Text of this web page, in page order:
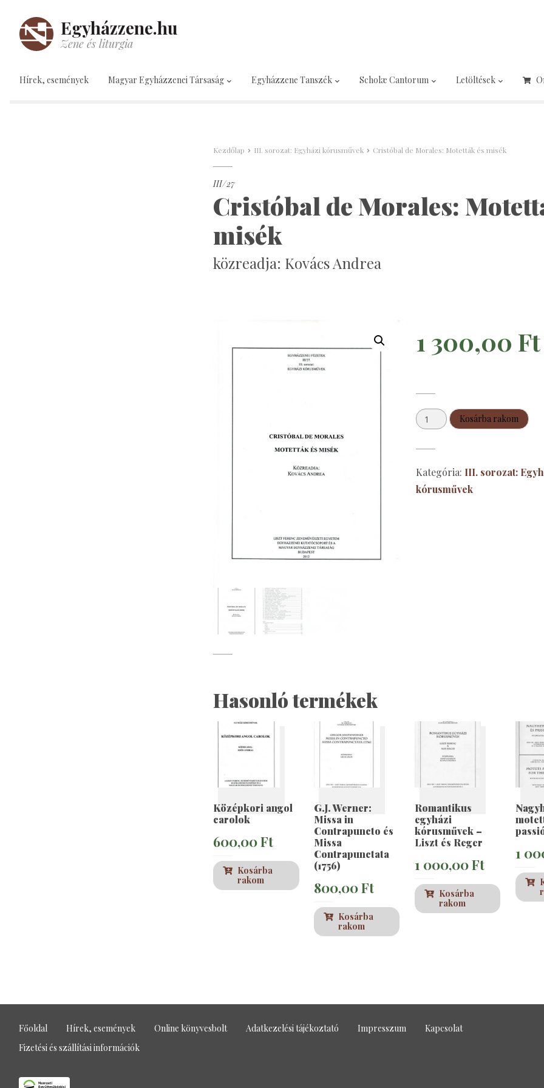
Egyházzene.hu
Zene és liturgia
Hírek, események Magyar Egyházzenei Társaság Egyházzene Tanszék Scholæ Cantorum Letöltések
Kezdőlap III. sorozat: Egyházi kórusművek Cristóbal de Morales: Motetták és misék
III/27
Cristóbal de Morales:
misék
közreadja: Kovács Andrea
1 300,00 Ft
Cristóbal
de
Morales:
Motetták
és
Kosárba rakom
Kategória: III. sorozat:
kórusművek
Hasonló termékek
Középkori angol
carolok
600,00Ft
Kosárba
rakom
G.J. Werner:
Missa in
Contrapuncto és
Missa
Contrapunctata
(1756)
800,00Ft
Kosárba
rakom
Romantikus
egyházi
kórusművek –
Liszt és Reger
1 000,00Ft
Kosárba
rakom
1
Főoldal Hírek, események Online könyvesbolt Adatkezelési tájékoztató Impresszum
Kapcsolat
Fizetési és szállítási információk